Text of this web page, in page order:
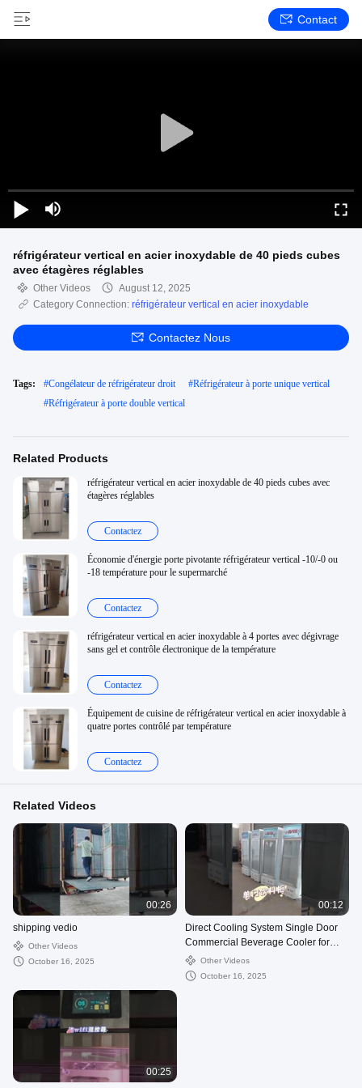
Contact
réfrigérateur vertical en acier inoxydable de 40 pieds cubes
avec étagères réglables
Other Videos
August 12, 2025
Category Connection: réfrigérateur vertical en acier inoxydable
Contactez Nous
Tags: #Congélateur de réfrigérateur droit #Réfrigérateur à porte unique vertical
#Réfrigérateur à porte double vertical
Related Products
réfrigérateur vertical en acier inoxydable de 40 pieds cubes avec
étagères réglables
Contactez
Économie d'énergie porte pivotante réfrigérateur vertical -10/-0 ou
-18 température pour le supermarché
Contactez
réfrigérateur vertical en acier inoxydable à 4 portes avec dégivrage
sans gel et contrôle électronique de la température
Contactez
Équipement de cuisine de réfrigérateur vertical en acier inoxydable à
quatre portes contrôlé par température
Contactez
Related Videos
00:26
shipping vedio
Other Videos
October 16, 2025
00:12
Direct Cooling System Single Door
Commercial Beverage Cooler for
Busy Supermarkets
Other Videos
October 16, 2025
00:25